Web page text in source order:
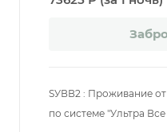
SУВВ2 : Проживание
по системе "Ультра